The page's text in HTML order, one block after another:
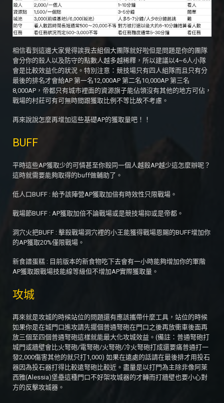
相信看到這邊大家覺得誒我去組個大團隊就好啦但是問題是你的團隊
會分你的殺人以及防守的點數人越多越稀釋，所以建議以4~6人小隊
會是比較效益化的狀況。特別注意：競技場只有四人組隊而且只有分
最後的排名才會給AP 第一名12,000AP 第二名10,000AP 第三名
8,000AP，帝都只有城市裡面的資源旗子能佔領沒有其他的地方可佔，
戰場的村莊可有可無時間跟獲取比例不等比故不考慮。
再來說說怎麼再增加這些基礎AP的獲取量吧！！
BUFF
平時這些AP獲取少的可憐甚至你殺同一個人越殺AP越少這怎麼辦呢？
這時就需要能夠取得的buff做輔助了。
低人口BUFF : 給予該陣營AP獲取加倍有時效性只限戰場。
戰場節BUFF : AP獲取加倍不論戰場或是競技場抑或是帝都。
洞穴火把BUFF : 擊殺戰場洞穴裡的小王能獲得戰場恩賜的BUFF增加你
的AP獲取20%僅限戰場。
新食譜蛋糕 : 目前版本的新食物吃下去會有一小時能夠增加你的軍階
AP獲取跟戰場技能線等級但不增加AP實際獲取量。
攻城
再來就是攻城的時候站位的問題還有應該攜帶什麼工具，站位的時候
如果你是在城門口進攻請先擺個普通弩砲在門口之後再放衝車後面再
放三個至四個普通弩砲這樣就能最大化攻城效益。(備註：普通弩砲打
城門或牆壁會比火弩砲/電弩砲/火弩砲/冷火弩砲打成還要痛普通打一
發2,000傷害其他的就只打1,000) 如果在遠處的話請在最後排才用投石
器因為投石器打得比較遠弩砲比較近。盡量是以打門為主除非像阿萊
西雅(Alessia)堡壘這種門口不好架攻城器的才轉而打牆壁也要小心對
方的反擊攻城器。